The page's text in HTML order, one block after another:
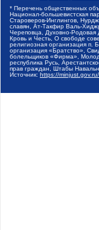
* Перечень общественных
Национал-большевистская
Староверов-Инглингов,
славян, Ат-Такфир Валь-
Череповца, Духовно-Родовая
Кровь и Честь, О свободе
религиозная организация п.
организация «Братство»,
болельщиков «Фирма»,
республика Русь,
прав граждан, Штабы
Источник: https://